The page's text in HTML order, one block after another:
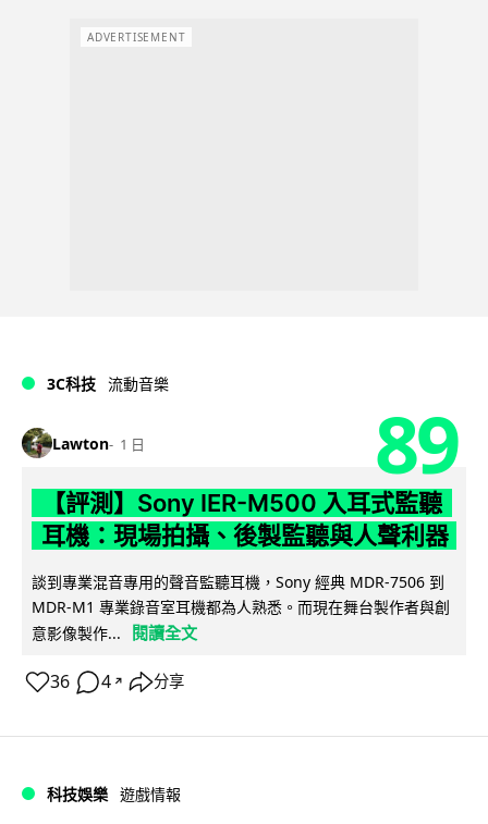
ADVERTISEMENT
3C科技 流動音樂
Lawton 1 日 89
【評測】Sony IER-M500 入耳式監聽
耳機：現場拍攝、後製監聽與人聲利器
談到專業混音專用的聲音監聽耳機，Sony 經典 MDR-7506 到
MDR-M1 專業錄音室耳機都為人熟悉。而現在舞台製作者與創
意影像製作...
閱讀全文
36 4 ↗ 分享
科技娛樂 遊戲情報